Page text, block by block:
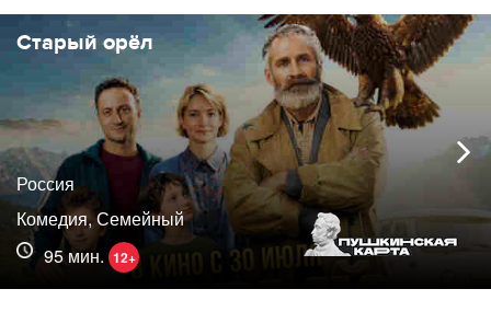
Старый орёл
Россия
Комедия, Семейный
95 мин. 12+